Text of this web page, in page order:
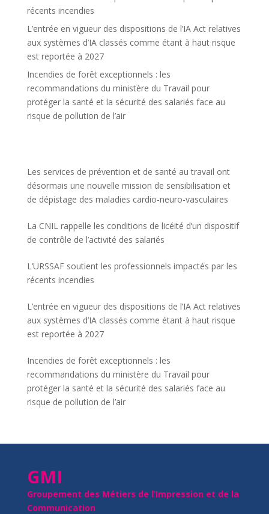
récents incendies
L’entrée en vigueur des dispositions de l’IA Act relatives
aux systèmes d’IA classés comme étant à haut risque
est reportée à 2027
Incendies de forêt exceptionnels : les
recommandations du ministère du Travail pour
protéger la santé et la sécurité des salariés face au
risque de pollution de l’air
Les services de prévention et de santé au travail ont
désormais une nouvelle mission de sensibilisation et
de dépistage des maladies cardio-neuro-vasculaires
La CNIL rappelle les conditions de licéité d’un dispositif
de contrôle de l’activité des salariés
L’URSSAF soutient les professionnels impactés par les
récents incendies
L’entrée en vigueur des dispositions de l’IA Act relatives
aux systèmes d’IA classés comme étant à haut risque
est reportée à 2027
Incendies de forêt exceptionnels : les
recommandations du ministère du Travail pour
protéger la santé et la sécurité des salariés face au
risque de pollution de l’air
GMI
Groupement des Métiers de l’Impression et de la
Communication